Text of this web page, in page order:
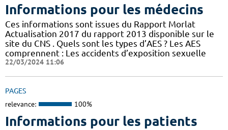
Informations pour les médecins
Ces informations sont issues du Rapport Morlat
Actualisation 2017 du rapport 2013 disponible sur le
site du CNS . Quels sont les types d’AES ? Les AES
comprennent : Les accidents d’exposition sexuelle
22/03/2024 11:06
PAGES
relevance: 100%
Informations pour les patients